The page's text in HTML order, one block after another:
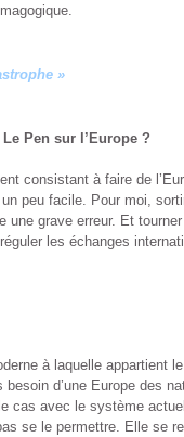
»
Pen sur l’Europe ?
consistant à faire de
peu facile. Pour moi,
une grave erreur. Et
les échanges
à laquelle appartient le
d’une Europe des
cas avec le système
se le permettre. Elle se